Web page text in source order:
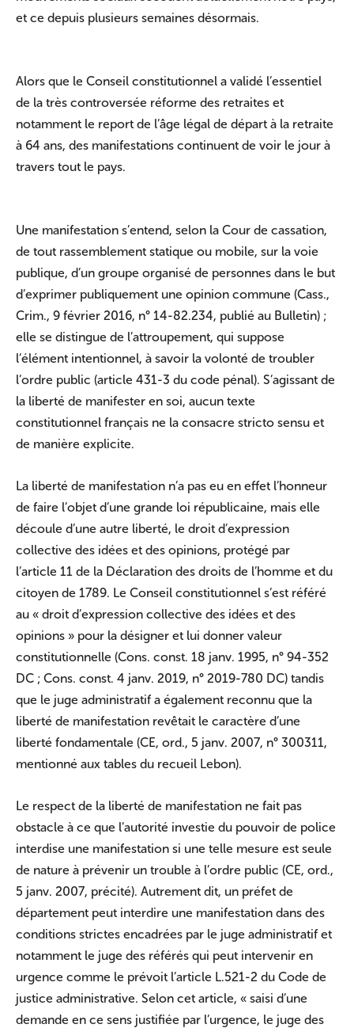
et ce depuis plusieurs semaines désormais.
Alors que le Conseil constitutionnel a validé l’essentiel
de la très controversée réforme des retraites et
notamment le report de l’âge légal de départ à la retraite
à 64 ans, des manifestations continuent de voir le jour à
travers tout le pays.
Une manifestation s’entend, selon la Cour de cassation,
de tout rassemblement statique ou mobile, sur la voie
publique, d’un groupe organisé de personnes dans le but
d’exprimer publiquement une opinion commune (Cass.,
Crim., 9 février 2016, n° 14-82.234, publié au Bulletin) ;
elle se distingue de l’attroupement, qui suppose
l’élément intentionnel, à savoir la volonté de troubler
l’ordre public (article 431-3 du code pénal). S’agissant de
la liberté de manifester en soi, aucun texte
constitutionnel français ne la consacre stricto sensu et
de manière explicite.
La liberté de manifestation n’a pas eu en effet l’honneur
de faire l’objet d’une grande loi républicaine, mais elle
découle d’une autre liberté, le droit d’expression
collective des idées et des opinions, protégé par
l’article 11 de la Déclaration des droits de l’homme et du
citoyen de 1789. Le Conseil constitutionnel s’est référé
au « droit d’expression collective des idées et des
opinions » pour la désigner et lui donner valeur
constitutionnelle (Cons. const. 18 janv. 1995, n° 94-352
DC ; Cons. const. 4 janv. 2019, n° 2019-780 DC) tandis
que le juge administratif a également reconnu que la
liberté de manifestation revêtait le caractère d’une
liberté fondamentale (CE, ord., 5 janv. 2007, n° 300311,
mentionné aux tables du recueil Lebon).
Le respect de la liberté de manifestation ne fait pas
obstacle à ce que l’autorité investie du pouvoir de police
interdise une manifestation si une telle mesure est seule
de nature à prévenir un trouble à l’ordre public (CE, ord.,
5 janv. 2007, précité). Autrement dit, un préfet de
département peut interdire une manifestation dans des
conditions strictes encadrées par le juge administratif et
notamment le juge des référés qui peut intervenir en
urgence comme le prévoit l’article L.521-2 du Code de
justice administrative. Selon cet article, « saisi d’une
demande en ce sens justifiée par l’urgence, le juge des